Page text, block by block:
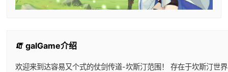
🧯 galGame介绍
欢迎来到达容易又个式的仗剑传道-坎斯汀范围！ 存在于坎斯汀世